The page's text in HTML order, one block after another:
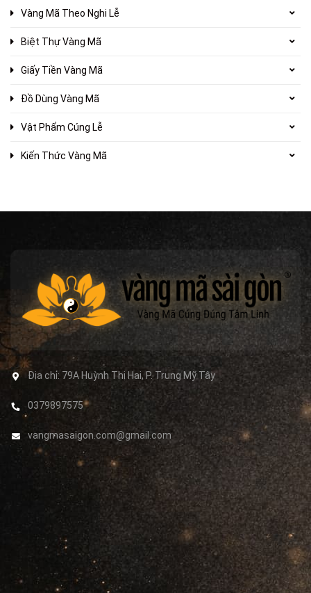
Vàng Mã Theo Nghi Lễ
Biệt Thự Vàng Mã
Giấy Tiền Vàng Mã
Đồ Dùng Vàng Mã
Vật Phẩm Cúng Lễ
Kiến Thức Vàng Mã
Địa chỉ: 79A Huỳnh Thị Hai, P. Trung Mỹ Tây
0379897575
vangmasaigon.com@gmail.com